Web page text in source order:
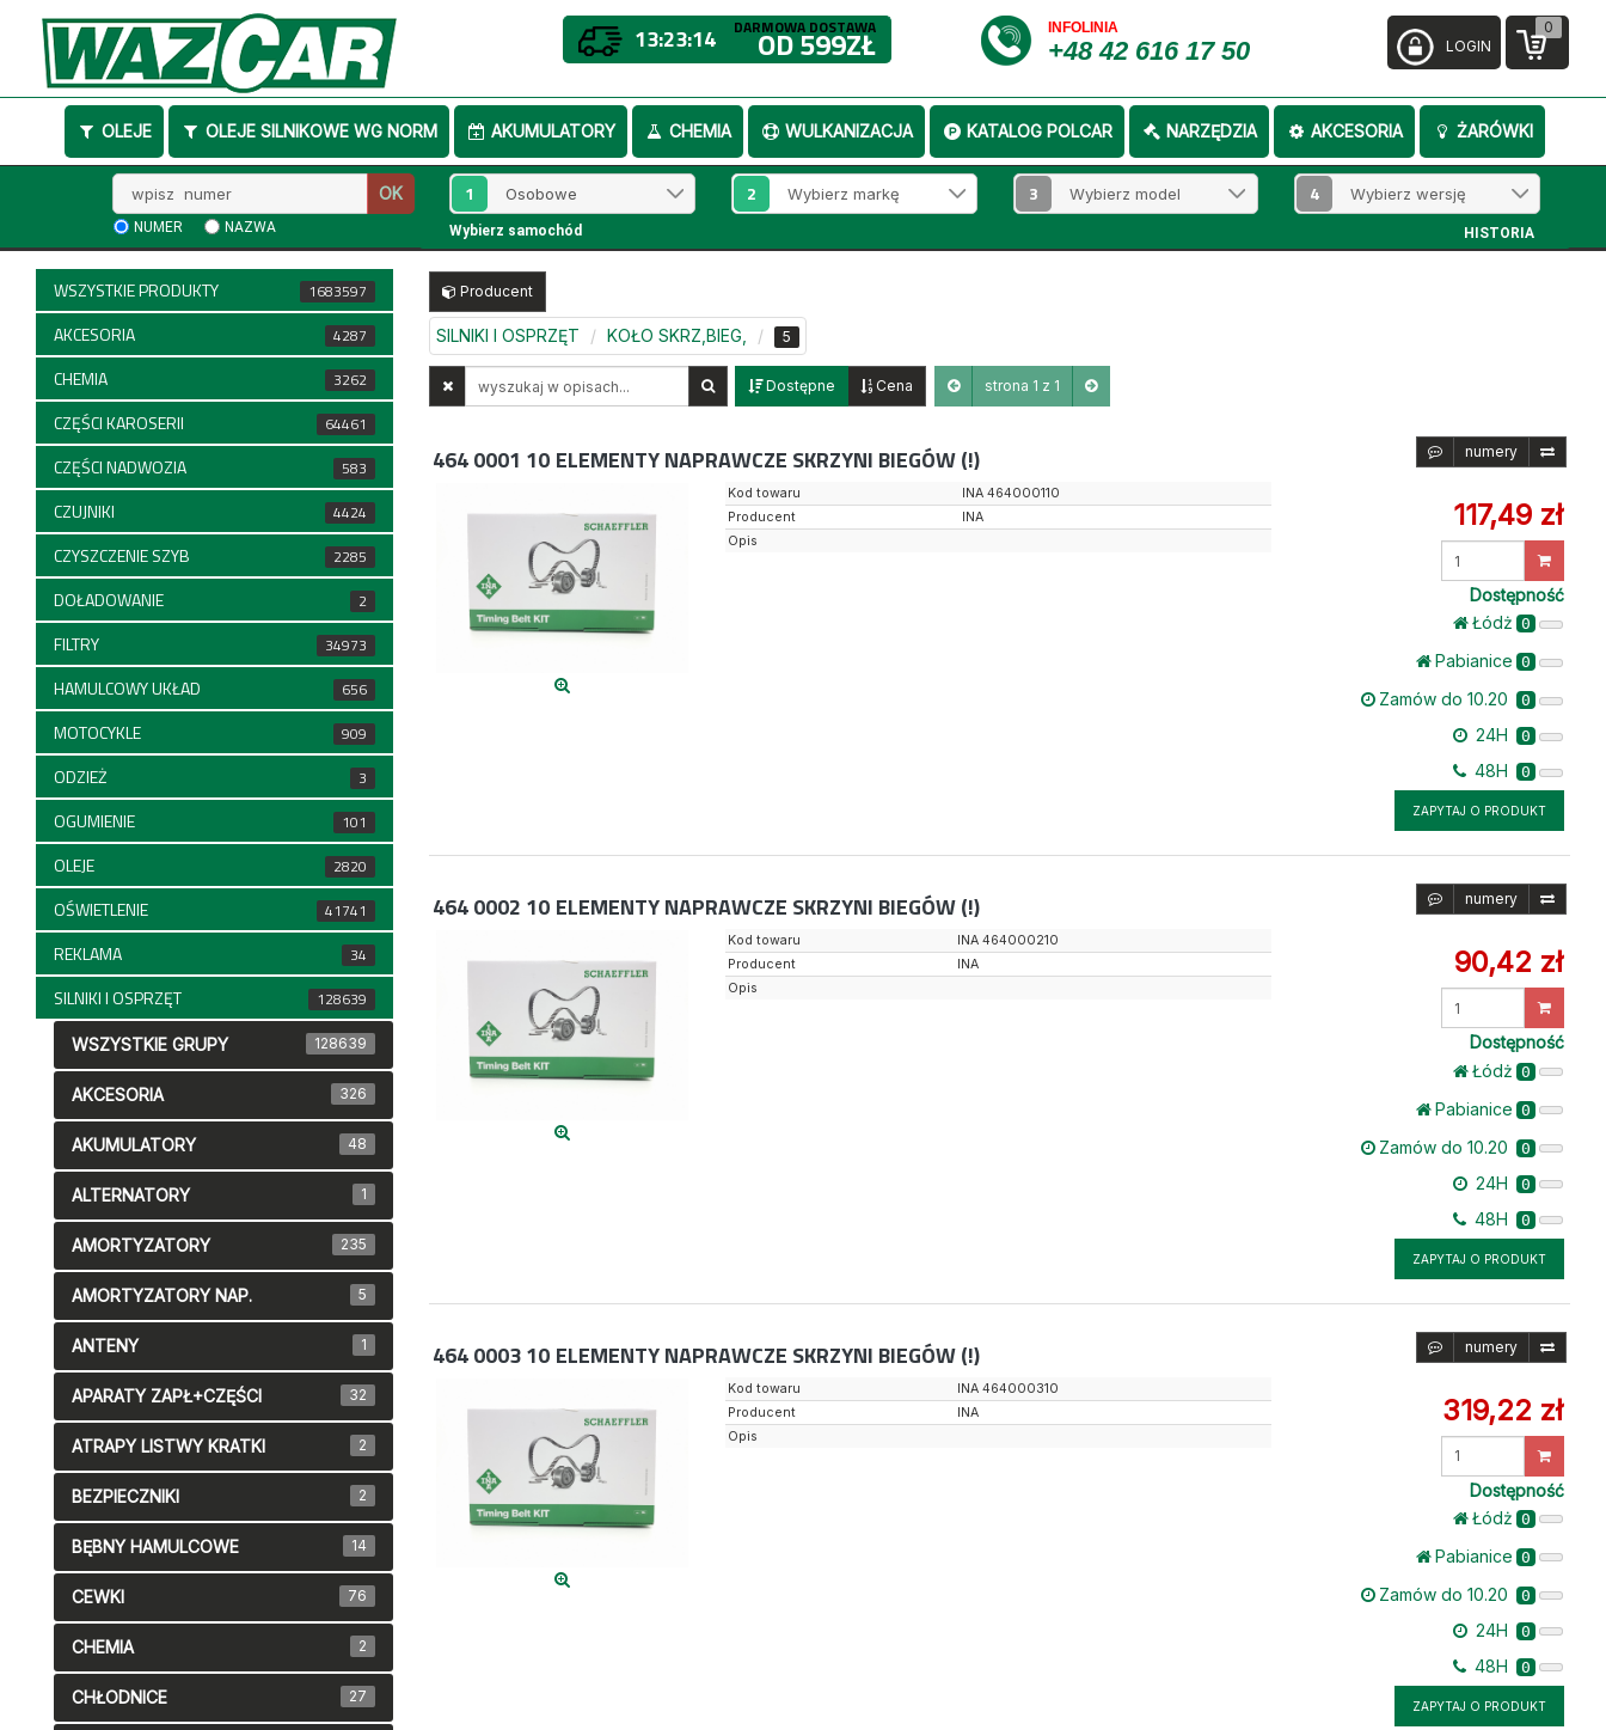
13:23:13 DARMOWA DOSTAWA
OD 599ZŁ INFOLINIA
+48 42 616 17 50
OLEJE OLEJE SILNIKOWE WG NORM AKUMULATORY CHEMIA WULKANIZACJA KATALOG POLCAR NARZĘDZIA AKCESORIA ŻARÓWKI
0
LOGIN
numer
OK
NUMER NAZWA
1 2 3 4
Wybierz samochód HISTORIA
Producent
SILNIKI I OSPRZĘT KOŁO SKRZ,BIEG, 5
Dostępne Cena strona 1 z 1
464 0001 10 ELEMENTY NAPRAWCZE SKRZYNI BIEGÓW (!) numery
117,49 zł
Dostępność
Łódż 0
Pabianice 0
Zamów do 10.20 0
24H 0
48H 0
ZAPYTAJ O PRODUKT
Kod towaru
INA 464000110
Producent
INA
Opis
464 0002 10 ELEMENTY NAPRAWCZE SKRZYNI BIEGÓW (!) numery
90,42 zł
Dostępność
Łódż 0
Pabianice 0
Zamów do 10.20 0
24H 0
48H 0
ZAPYTAJ O PRODUKT
Kod towaru
INA 464000210
Producent
INA
Opis
464 0003 10 ELEMENTY NAPRAWCZE SKRZYNI BIEGÓW (!) numery
319,22 zł
Wprowadź
Dostępność
Łódż 0
Pabianice 0
Zamów do 10.20 0
24H 0
48H 0
ZAPYTAJ O PRODUKT
Kod towaru
INA 464000310
Producent
INA
Opis
WSZYSTKIE PRODUKTY 1683597
AKCESORIA 4287
CHEMIA 3262
CZĘŚCI KAROSERII 64461
CZĘŚCI NADWOZIA 583
CZUJNIKI 4424
CZYSZCZENIE SZYB 2285
DOŁADOWANIE 2
FILTRY 34973
HAMULCOWY UKŁAD 656
MOTOCYKLE 909
ODZIEŻ 3
OGUMIENIE 101
OLEJE 2820
OŚWIETLENIE 41741
REKLAMA 34
SILNIKI I OSPRZĘT 128639
WSZYSTKIE GRUPY 128639
AKCESORIA 326
AKUMULATORY 48
ALTERNATORY 1
AMORTYZATORY 235
AMORTYZATORY NAP. 5
ANTENY 1
APARATY ZAPŁ+CZĘŚCI 32
ATRAPY LISTWY KRATKI 2
BEZPIECZNIKI 2
BĘBNY HAMULCOWE 14
CEWKI 76
CHEMIA 2
CHŁODNICE 27